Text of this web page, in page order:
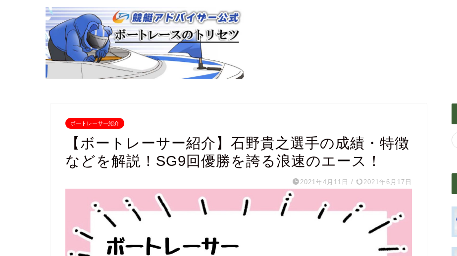
ボートレーサー紹介
【ボートレーサー紹介】石野貴之選手の成績・特徴
などを解説！SG9回優勝を誇る浪速のエース！
2021年4月11日 / 2021年6月17日